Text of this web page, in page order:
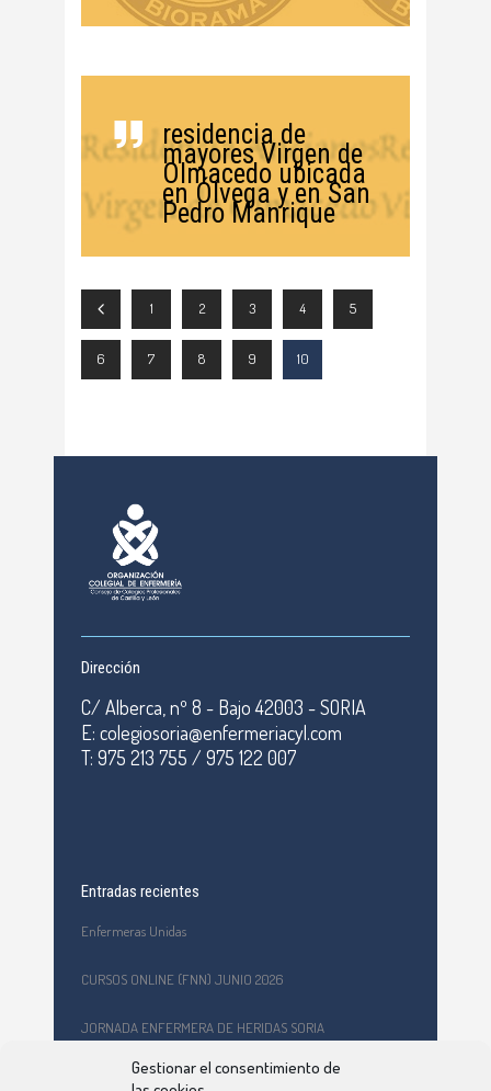
Gestionar el consentimiento de
residencia de
mayores Virgen de
Olmacedo ubicada
en Ólvega y en San
Pedro Manrique
1 2 3 4 5
6 7 8 9 10
Dirección
C/ Alberca, nº 8 - Bajo 42003 - SORIA
E: colegiosoria@enfermeriacyl.com
T: 975 213 755 / 975 122 007
Entradas recientes
Enfermeras Unidas
CURSOS ONLINE (FNN) JUNIO 2026
JORNADA ENFERMERA DE HERIDAS SORIA
Formación en primeros auxilios y prevención de riesgos